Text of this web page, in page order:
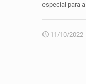
especial para a
11/10/2022